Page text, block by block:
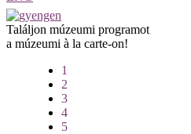
Találjon múzeumi programot
a múzeumi à la carte-on!
1
2
3
4
5